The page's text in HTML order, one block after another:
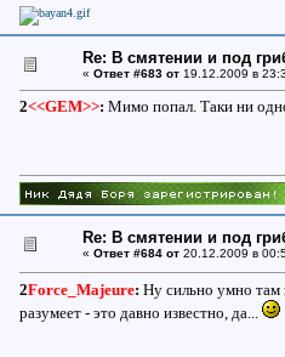
Re: В смятении и под
« Ответ #683 от19.12.2009 в
2<<GEM>>: Мимо попал. Таки ни
Re: В смятении и под
« Ответ #684 от20.12.2009 в
2Force_Majeure: Ну сильно умно там
разумеет - это давно известно, да...